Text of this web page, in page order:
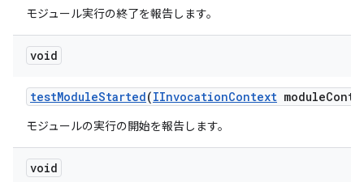
モジュール実行の終了を報告します。
void
testModuleStarted(IInvocationContext module
モジュールの実行の開始を報告します。
void